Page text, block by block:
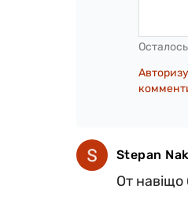
Stepan
От навіщо